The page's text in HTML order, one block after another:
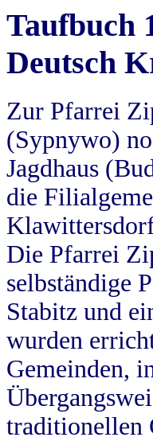
Taufbuch
Deutsch
Zur Pfarrei
(Sypnywo)
Jagdhaus
die
Die Pfarrei
selbständige
Stabitz und
wurden
Gemeinden,
traditionellen